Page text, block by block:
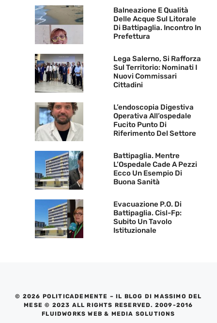
Balneazione E Qualità
Delle Acque Sul Litorale
Di Battipaglia. Incontro In
Prefettura
Lega Salerno, Si Rafforza
Sul Territorio: Nominati I
Nuovi Commissari
Cittadini
L’endoscopia Digestiva
Operativa All’ospedale
Fucito Punto Di
Riferimento Del Settore
Battipaglia. Mentre
L’Ospedale Cade A Pezzi
Ecco Un Esempio Di
Buona Sanità
Evacuazione P.O. Di
Battipaglia. Cisl-Fp:
Subito Un Tavolo
Istituzionale
© 2026 POLITICADEMENTE – IL BLOG DI MASSIMO DEL
MESE © 2023 ALL RIGHTS RESERVED. 2009-2016
FLUIDWORKS WEB & MEDIA SOLUTIONS